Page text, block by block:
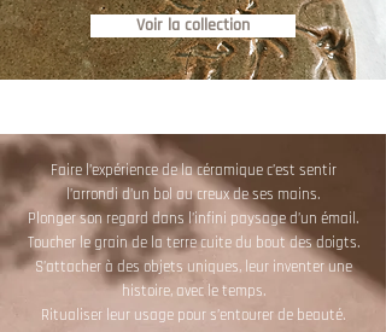
Voir la collection
Faire l’expérience de la céramique c’est sentir
l’arrondi d’un bol au creux de ses mains.
Plonger son regard dans l’infini paysage d’un émail.
Toucher le grain de la terre cuite du bout des doigts.
S’attacher à des objets uniques, leur inventer une
histoire, avec le temps.
Ritualiser leur usage pour s’entourer de beauté.